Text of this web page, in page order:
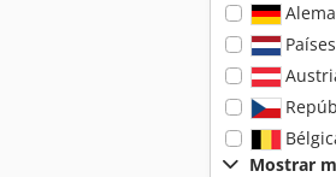
Mostrar